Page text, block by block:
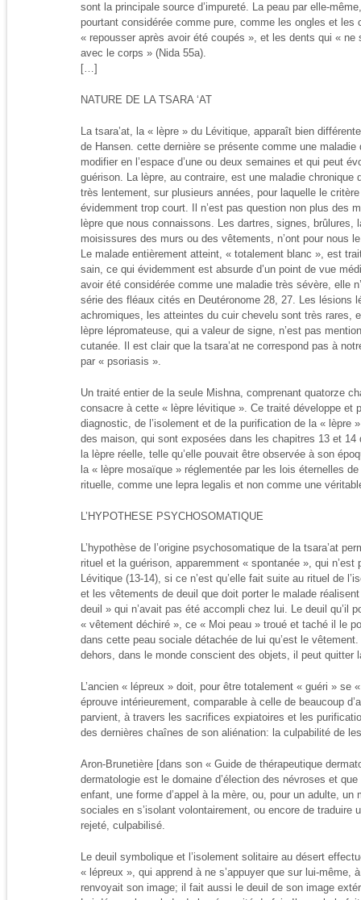
sont la principale source d’impureté. La peau par elle-
pourtant considérée comme pure, comme les ongles et les
« repousser après avoir été coupés », et les dents qui «
avec le corps » (Nida 55a).
[…]
NATURE DE LA TSARA ‘AT
La tsara’at, la « lèpre » du Lévitique, apparaît bien
de Hansen. cette dernière se présente comme une
modifier en l’espace d’une ou deux semaines et qui peut
guérison. La lèpre, au contraire, est une maladie chronique
très lentement, sur plusieurs années, pour laquelle le
évidemment trop court. Il n’est pas question non plus des
lèpre que nous connaissons. Les dartres, signes,
moisissures des murs ou des vêtements, n’ont pour nous
Le malade entièrement atteint, « totalement blanc », est
sain, ce qui évidemment est absurde d’un point de vue
avoir été considérée comme une maladie très sévère, elle
série des fléaux cités en Deutéronome 28, 27. Les lésions
achromiques, les atteintes du cuir chevelu sont très rares,
lèpre lépromateuse, qui a valeur de signe, n’est pas
cutanée. Il est clair que la tsara’at ne correspond pas à
par « psoriasis ».
Un traité entier de la seule Mishna, comprenant quatorze
consacre à cette « lèpre lévitique ». Ce traité développe et
diagnostic, de l’isolement et de la purification de la « lèpre
des maison, qui sont exposées dans les chapitres 13 et 14
la lèpre réelle, telle qu’elle pouvait être observée à son
la « lèpre mosaïque » réglementée par les lois éternelles
rituelle, comme une lepra legalis et non comme une
L’HYPOTHESE PSYCHOSOMATIQUE
L’hypothèse de l’origine psychosomatique de la tsara’at
rituel et la guérison, apparemment « spontanée », qui
Lévitique (13-14), si ce n’est qu’elle fait suite au rituel de
et les vêtements de deuil que doit porter le malade
deuil » qui n’avait pas été accompli chez lui. Le deuil qu’il
« vêtement déchiré », ce « Moi peau » troué et taché il le
dans cette peau sociale détachée de lui qu’est le
dehors, dans le monde conscient des objets, il peut quitter
L’ancien « lépreux » doit, pour être totalement « guéri » se
éprouve intérieurement, comparable à celle de beaucoup
parvient, à travers les sacrifices expiatoires et les
des dernières chaînes de son aliénation: la culpabilité de
Aron-Brunetière [dans son « Guide de thérapeutique
dermatologie est le domaine d’élection des névroses et
enfant, une forme d’appel à la mère, ou, pour un adulte,
sociales en s’isolant volontairement, ou encore de traduire
rejeté, culpabilisé.
Le deuil symbolique et l’isolement solitaire au désert
« lépreux », qui apprend à ne s’appuyer que sur lui-même,
renvoyait son image; il fait aussi le deuil de son image